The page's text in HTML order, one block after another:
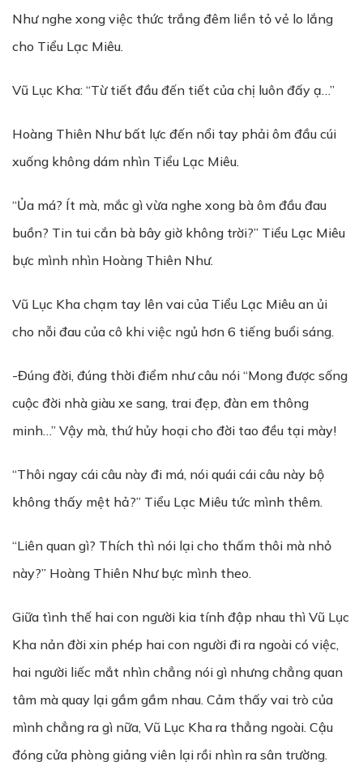
Như nghe xong việc thức trắng đêm liền tỏ vẻ lo lắng
cho Tiểu Lạc Miêu.
Vũ Lục Kha: “Từ tiết đầu đến tiết của chị luôn đấy ạ…”
Hoàng Thiên Như bất lực đến nổi tay phải ôm đầu cúi
xuống không dám nhìn Tiểu Lạc Miêu.
“Ủa má? Ít mà, mắc gì vừa nghe xong bà ôm đầu đau
buồn? Tin tui cắn bà bây giờ không trời?” Tiểu Lạc Miêu
bực mình nhìn Hoàng Thiên Như.
Vũ Lục Kha chạm tay lên vai của Tiểu Lạc Miêu an ủi
cho nỗi đau của cô khi việc ngủ hơn 6 tiếng buổi sáng.
-Đúng đời, đúng thời điểm như câu nói “Mong được sống
cuộc đời nhà giàu xe sang, trai đẹp, đàn em thông
minh…” Vậy mà, thứ hủy hoại cho đời tao đều tại mày!
“Thôi ngay cái câu này đi má, nói quái cái câu này bộ
không thấy mệt hả?” Tiểu Lạc Miêu tức mình thêm.
“Liên quan gì? Thích thì nói lại cho thấm thôi mà nhỏ
này?” Hoàng Thiên Như bực mình theo.
Giữa tình thế hai con người kia tính đập nhau thì Vũ Lục
Kha nản đời xin phép hai con người đi ra ngoài có việc,
hai người liếc mắt nhìn chẳng nói gì nhưng chẳng quan
tâm mà quay lại gầm gầm nhau. Cảm thấy vai trò của
mình chẳng ra gì nữa, Vũ Lục Kha ra thẳng ngoài. Cậu
đóng cửa phòng giảng viên lại rồi nhìn ra sân trường.